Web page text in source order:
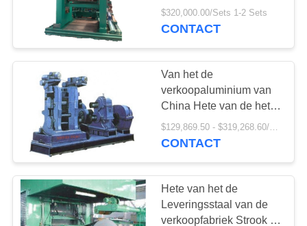
CONTACTEER
ONS
VRAAG
OFFERTE
AAN
SITEMAP
6-8 Mm het Dikke
$320,000.00/Sets 1-2 Sets
CONTACT
Van het de
verkoopaluminium van
China Hete van de het
bladfolie strook 4 hallo
koudwalserij
$129,869.50 - $319,268.60/Pieces
CONTACT
Hete van het de
Leveringsstaal van de
verkoopfabriek Strook 4